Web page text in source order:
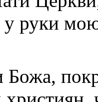
руки
Божа,